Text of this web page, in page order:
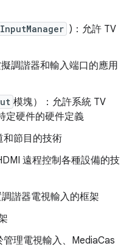
)：允許 TV
調諧器和輸入端口的應用
模塊）：允許系統 TV
定硬件的硬件定義
和節目的技術
遠程控制各種設備的技
諧器電視輸入的框架
理電視輸入、MediaCas